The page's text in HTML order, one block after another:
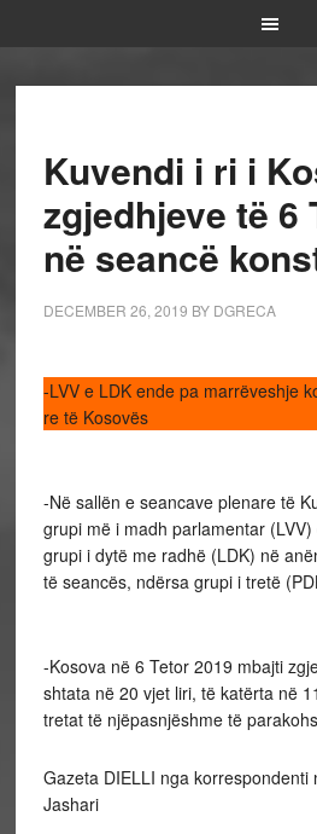
Kuvendi i ri i
zgjedhjeve të 6
në seancë
DECEMBER 26, 2019 BY DGRECA
-LVV e LDK ende pa marrëveshje
re të Kosovës
-Në sallën e seancave plenare të
grupi më i madh parlamentar
grupi i dytë me radhë (LDK) në
të seancës, ndërsa grupi i tretë
-Kosova në 6 Tetor 2019 mbajti
shtata në 20 vjet liri, të katërta në
tretat të njëpasnjëshme të
Gazeta DIELLI nga korrespondenti
Jashari